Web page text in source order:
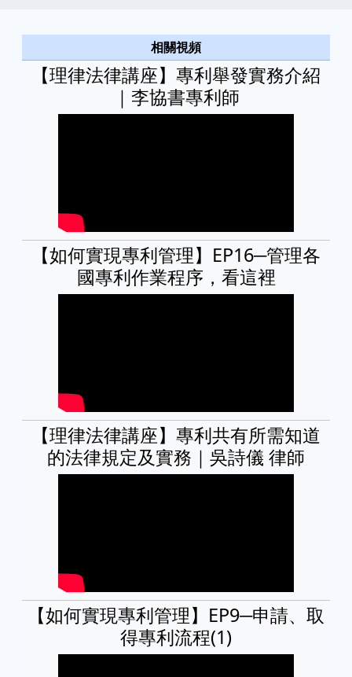
相關視頻
【理律法律講座】專利舉發實務介紹
｜李協書專利師
【如何實現專利管理】EP16─管理各
國專利作業程序，看這裡
【理律法律講座】專利共有所需知道
的法律規定及實務｜吳詩儀 律師
【如何實現專利管理】EP9─申請、取
得專利流程(1)